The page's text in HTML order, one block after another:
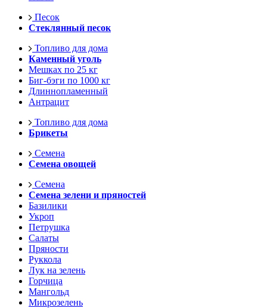
Песок
Стеклянный песок
Топливо для дома
Каменный уголь
Мешках по 25 кг
Биг-бэги по 1000 кг
Длиннопламенный
Антрацит
Топливо для дома
Брикеты
Семена
Семена овощей
Семена
Семена зелени и пряностей
Базилики
Укроп
Петрушка
Салаты
Пряности
Руккола
Лук на зелень
Горчица
Мангольд
Микрозелень